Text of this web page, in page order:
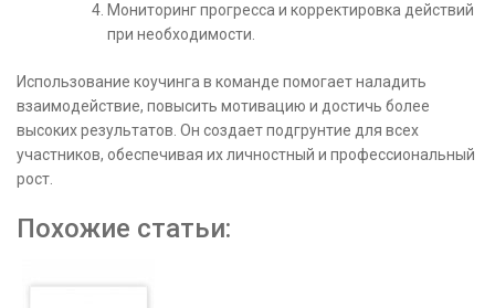
Мониторинг прогресса и корректировка действий
при необходимости.
Использование коучинга в команде помогает наладить
взаимодействие, повысить мотивацию и достичь более
высоких результатов. Он создает подгрунтие для всех
участников, обеспечивая их личностный и профессиональный
рост.
Похожие статьи: